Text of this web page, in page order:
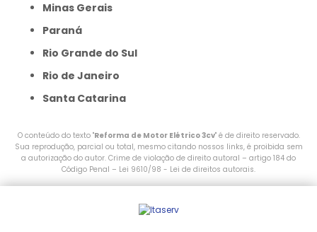
Minas Gerais
Paraná
Rio Grande do Sul
Rio de Janeiro
Santa Catarina
O conteúdo do texto "Reforma de Motor Elétrico 3cv" é de direito reservado.
Sua reprodução, parcial ou total, mesmo citando nossos links, é proibida sem
a autorização do autor. Crime de violação de direito autoral – artigo 184 do
Código Penal – Lei 9610/98 - Lei de direitos autorais.